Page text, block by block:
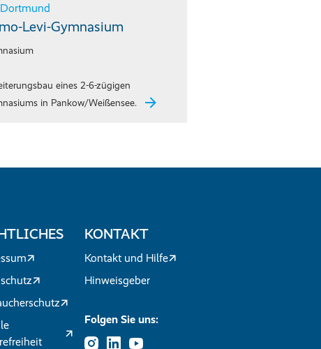
Levi-Gymnasium
eines 2-6-zügigen
in Pankow/Weißensee.
KONTAKT
Kontakt und Hilfe
Hinweisgeber
Folgen Sie uns: